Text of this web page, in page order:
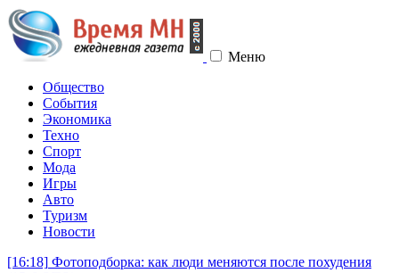
Меню
Общество
События
Экономика
Техно
Спорт
Мода
Игры
Авто
Туризм
Новости
[16:18] Фотоподборка: как люди меняются после похудения